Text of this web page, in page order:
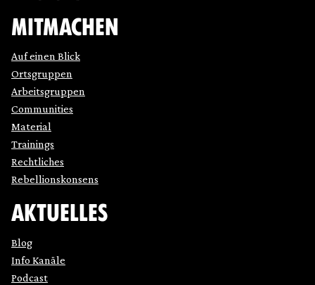
MITMACHEN
Auf einen Blick
Ortsgruppen
Arbeitsgruppen
Communities
Material
Trainings
Rechtliches
Rebellionskonsens
AKTUELLES
Blog
Info Kanäle
Podcast